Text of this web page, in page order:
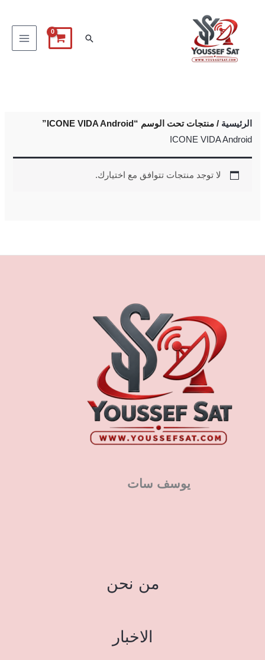
البحث
الرئيسية / منتجات تحت الوسم “ICONE VIDA Android”
ICONE VIDA Android
لا توجد منتجات تتوافق مع اختيارك.
يوسف سات
من نحن
الاخبار